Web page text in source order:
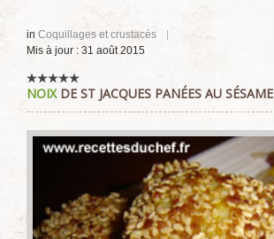
in Coquillages et crustacés
Mis à jour : 31 août 2015
NOIXDE ST JACQUES PANÉES AU SÉSAME